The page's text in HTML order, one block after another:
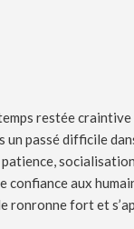
restée
un passé difficile
confiance aux
ronronne fort et